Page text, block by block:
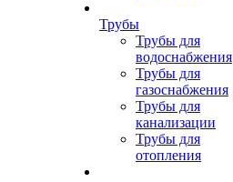
Трубы
Трубы для
водоснабжения
Трубы для
газоснабжения
Трубы для
канализации
Трубы для
отопления